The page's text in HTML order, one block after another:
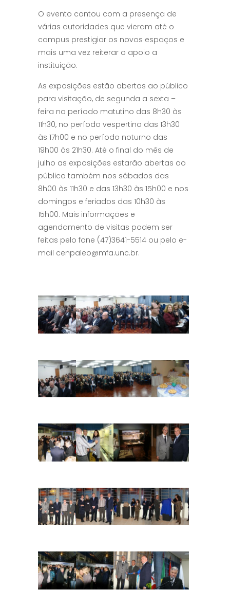
O evento contou com a presença de
várias autoridades que vieram até o
campus prestigiar os novos espaços e
mais uma vez reiterar o apoio a
instituição.
As exposições estão abertas ao público
para visitação, de segunda a sexta –
feira no período matutino das 8h30 às
11h30, no período vespertino das 13h30
às 17h00 e no período noturno das
19h00 às 21h30. Até o final do mês de
julho as exposições estarão abertas ao
público também nos sábados das
8h00 às 11h30 e das 13h30 às 15h00 e nos
domingos e feriados das 10h30 às
15h00. Mais informações e
agendamento de visitas podem ser
feitas pelo fone (47)3641-5514 ou pelo e-
mail cenpaleo@mfa.unc.br.